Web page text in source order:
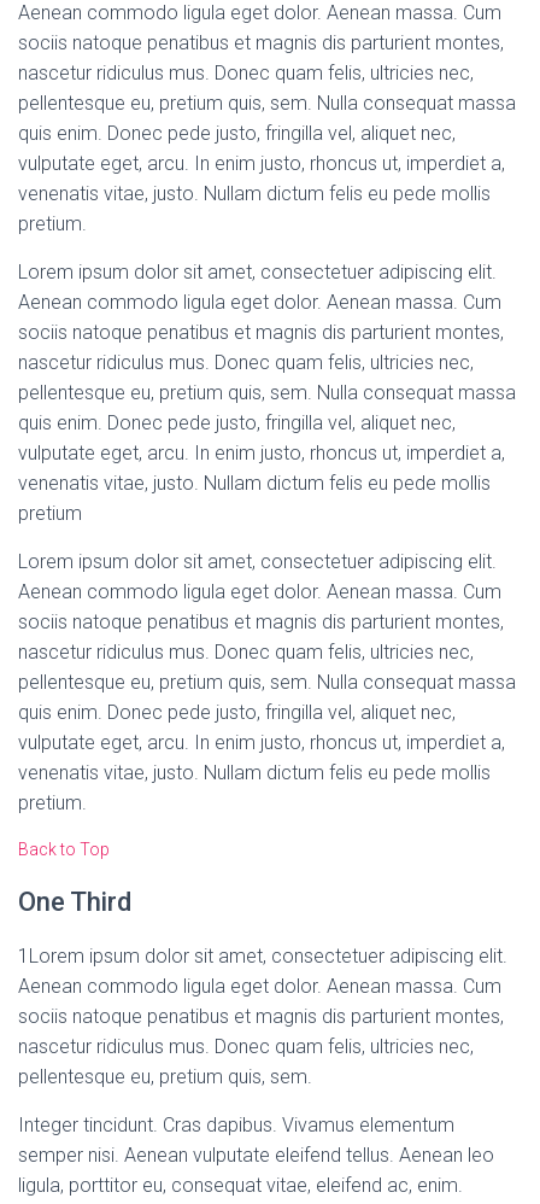
Aenean commodo ligula eget dolor. Aenean massa. Cum
sociis natoque penatibus et magnis dis parturient montes,
nascetur ridiculus mus. Donec quam felis, ultricies nec,
pellentesque eu, pretium quis, sem. Nulla consequat massa
quis enim. Donec pede justo, fringilla vel, aliquet nec,
vulputate eget, arcu. In enim justo, rhoncus ut, imperdiet a,
venenatis vitae, justo. Nullam dictum felis eu pede mollis
pretium.
Lorem ipsum dolor sit amet, consectetuer adipiscing elit.
Aenean commodo ligula eget dolor. Aenean massa. Cum
sociis natoque penatibus et magnis dis parturient montes,
nascetur ridiculus mus. Donec quam felis, ultricies nec,
pellentesque eu, pretium quis, sem. Nulla consequat massa
quis enim. Donec pede justo, fringilla vel, aliquet nec,
vulputate eget, arcu. In enim justo, rhoncus ut, imperdiet a,
venenatis vitae, justo. Nullam dictum felis eu pede mollis
pretium
Lorem ipsum dolor sit amet, consectetuer adipiscing elit.
Aenean commodo ligula eget dolor. Aenean massa. Cum
sociis natoque penatibus et magnis dis parturient montes,
nascetur ridiculus mus. Donec quam felis, ultricies nec,
pellentesque eu, pretium quis, sem. Nulla consequat massa
quis enim. Donec pede justo, fringilla vel, aliquet nec,
vulputate eget, arcu. In enim justo, rhoncus ut, imperdiet a,
venenatis vitae, justo. Nullam dictum felis eu pede mollis
pretium.
Back to Top
One Third
1 Lorem ipsum dolor sit amet, consectetuer adipiscing elit.
Aenean commodo ligula eget dolor. Aenean massa. Cum
sociis natoque penatibus et magnis dis parturient montes,
nascetur ridiculus mus. Donec quam felis, ultricies nec,
pellentesque eu, pretium quis, sem.
Integer tincidunt. Cras dapibus. Vivamus elementum
semper nisi. Aenean vulputate eleifend tellus. Aenean leo
ligula, porttitor eu, consequat vitae, eleifend ac, enim.